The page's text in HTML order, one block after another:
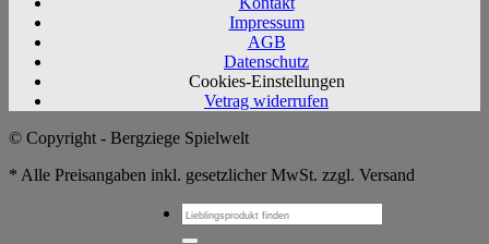
Impressum
AGB
Datenschutz
Cookies-Einstellungen
Vetrag widerrufen
© Copyright - Bergziege Spielwelt
* Alle Preisangaben inkl. gesetzlicher MwSt. zzgl. Versand
Suchen